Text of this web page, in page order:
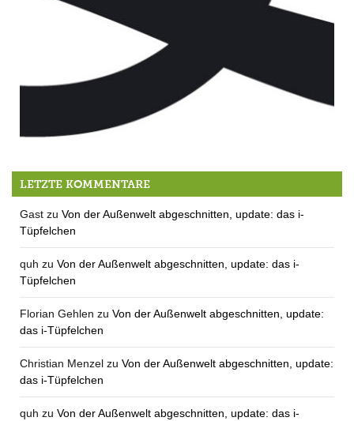
Happy QUH Year!
LETZTE KOMMENTARE
Gast zu Von der Außenwelt abgeschnitten, update: das i-
Tüpfelchen
quh zu Von der Außenwelt abgeschnitten, update: das i-
Tüpfelchen
Florian Gehlen zu Von der Außenwelt abgeschnitten, update:
das i-Tüpfelchen
Christian Menzel zu Von der Außenwelt abgeschnitten, update:
das i-Tüpfelchen
quh zu Von der Außenwelt abgeschnitten, update: das i-